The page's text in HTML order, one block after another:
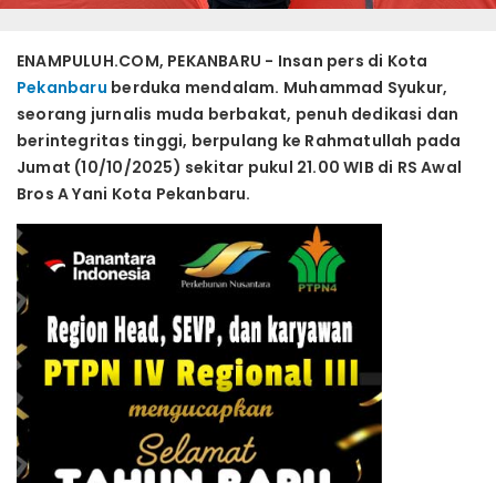
ENAMPULUH.COM, PEKANBARU - Insan pers di Kota
Pekanbaru berduka mendalam. Muhammad Syukur,
seorang jurnalis muda berbakat, penuh dedikasi dan
berintegritas tinggi, berpulang ke Rahmatullah pada
Jumat (10/10/2025) sekitar pukul 21.00 WIB di RS Awal
Bros A Yani Kota Pekanbaru.